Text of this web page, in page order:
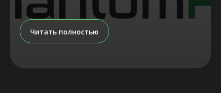
Читать полностью